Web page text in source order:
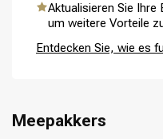
Aktualisieren Sie
um weitere Vorteile
Entdecken Sie, wie es
Meepakkers